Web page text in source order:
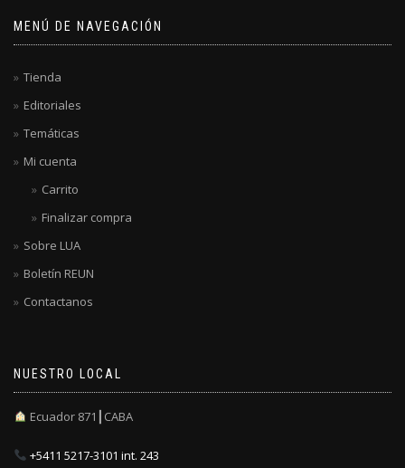
MENÚ DE NAVEGACIÓN
Tienda
Editoriales
Temáticas
Mi cuenta
Carrito
Finalizar compra
Sobre LUA
Boletín REUN
Contactanos
NUESTRO LOCAL
Ecuador 871┃CABA
+5411 5217-3101 int. 243